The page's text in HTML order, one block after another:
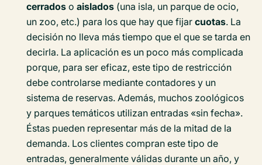
cerrados o aislados (una isla, un parque de ocio,
un zoo, etc.) para los que hay que fijar cuotas. La
decisión no lleva más tiempo que el que se tarda en
decirla. La aplicación es un poco más complicada
porque, para ser eficaz, este tipo de restricción
debe controlarse mediante contadores y un
sistema de reservas. Además, muchos zoológicos
y parques temáticos utilizan entradas «sin fecha».
Éstas pueden representar más de la mitad de la
demanda. Los clientes compran este tipo de
entradas, generalmente válidas durante un año, y